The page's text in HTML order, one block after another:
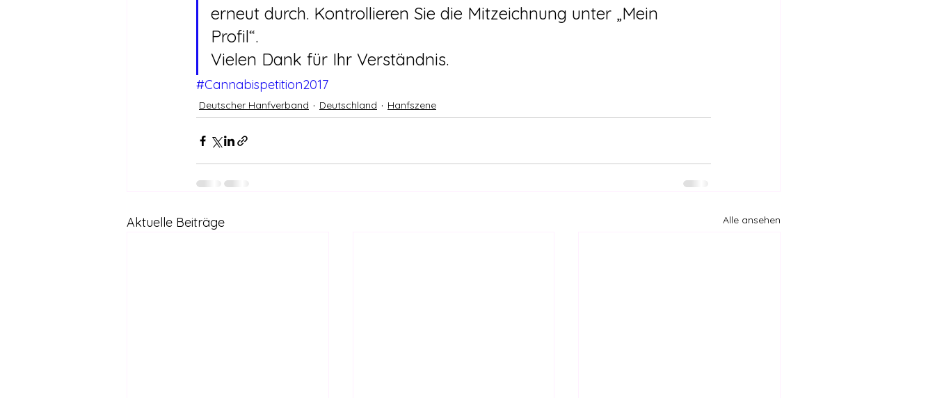
erneut durch. Kontrollieren Sie die Mitzeichnung unter „Mein
Profil“.
Vielen Dank für Ihr Verständnis.
#Cannabispetition2017
Deutscher Hanfverband Deutschland Hanfszene
Aktuelle Beiträge Alle ansehen